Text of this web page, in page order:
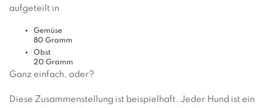
aufgeteilt in
Gemüse
80 Gramm
Obst
20 Gramm
Ganz einfach, oder?
Diese Zusammenstellung ist beispielhaft. Jeder Hund ist ein